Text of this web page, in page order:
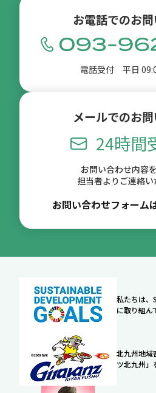
お電話でのお
電話受付 平日
メールでのお
24時間
お問い合わせ内容
担当者よりご連絡い
お問い合わせフォーム
私たちは、
に取り組ん
北九州地域
ツ北九州」